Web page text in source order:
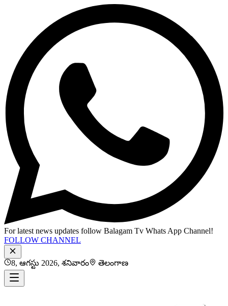
For latest news updates follow Balagam Tv Whats App Channel!
FOLLOW CHANNEL
8, ఆగస్టు 2026, శనివారం తెలంగాణ